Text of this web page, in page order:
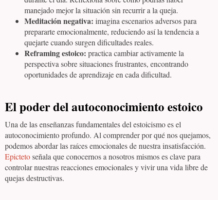
manejado mejor la situación sin recurrir a la queja.
Meditación negativa: imagina escenarios adversos para
prepararte emocionalmente, reduciendo así la tendencia a
quejarte cuando surgen dificultades reales.
Reframing estoico: practica cambiar activamente la
perspectiva sobre situaciones frustrantes, encontrando
oportunidades de aprendizaje en cada dificultad.
El poder del autoconocimiento estoico
Una de las enseñanzas fundamentales del estoicismo es el
autoconocimiento profundo. Al comprender por qué nos quejamos,
podemos abordar las raíces emocionales de nuestra insatisfacción.
Epictetoseñala que conocernos a nosotros mismos es clave para
controlar nuestras reacciones emocionales y vivir una vida libre de
quejas destructivas.